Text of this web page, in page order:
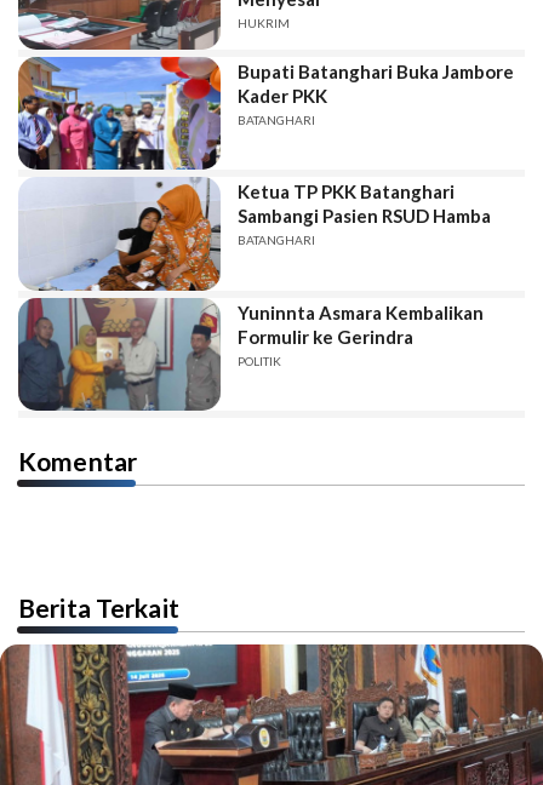
HUKRIM
Bupati Batanghari Buka Jambore
Kader PKK
BATANGHARI
Ketua TP PKK Batanghari
Sambangi Pasien RSUD Hamba
BATANGHARI
Yuninnta Asmara Kembalikan
Formulir ke Gerindra
POLITIK
Komentar
Berita Terkait